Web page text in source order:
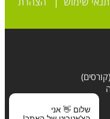
שלום 👋 אני